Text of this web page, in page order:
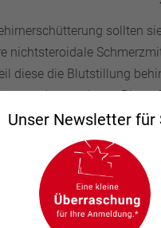
sollten
nichtsteroidale
diese die Blutstillung
dass verletzte
Schmerzmittel ist
welches in Ihrer Apotheke
erhältlich ist.
und Erbrechen hilft ein
rezeptfrei in Ihrer
Unser Newsletter für